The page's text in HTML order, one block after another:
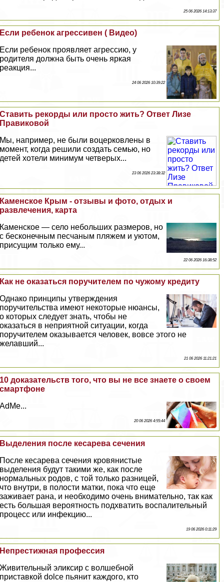
25 06 2026 14:13:37
Если ребенок агрессивен ( Видео)
Если ребенок проявляет агрессию, у
родителя должна быть очень яркая
реакция...
24 06 2026 10:39:22
Ставить рекорды или просто жить? Ответ Лизе
Правиковой
Мы, например, не были воцерковлены в
момент, когда решили создать семью, но
детей хотели минимум четверых...
23 06 2026 23:38:32
Каменское Крым - отзывы и фото, отдых и
развлечения, карта
Каменское — село небольших размеров, но
с бесконечным песчаным пляжем и уютом,
присущим только ему...
22 06 2026 16:38:52
Как не оказаться поручителем по чужому кредиту
Однако принципы утверждения
поручительства имеют некоторые нюансы,
о которых следует знать, чтобы не
оказаться в неприятной ситуации, когда
поручителем оказывается человек, вовсе этого не
желавший...
21 06 2026 11:21:21
10 доказательств того, что вы не все знаете о своем
смартфоне
AdMe...
20 06 2026 4:55:44
Выделения после кесарева сечения
После кесарева сечения кровянистые
выделения будут такими же, как после
нормальных родов, с той только разницей,
что внутри, в полости матки, пока что еще
заживает рана, и необходимо очень внимательно, так как
есть большая вероятность подхватить воспалительный
процесс или инфекцию...
19 06 2026 0:11:29
Непрестижная профессия
Живительный эликсир с волшебной
приставкой dolce пьянит каждого, кто